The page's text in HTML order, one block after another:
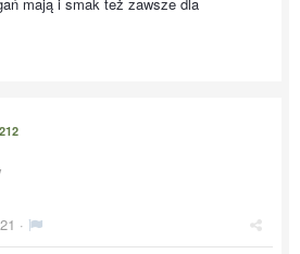
212
·